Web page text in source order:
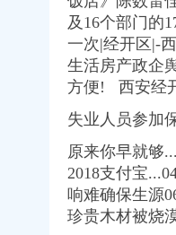
开区政
调研_搜狐财经_搜狐网
业-城市城际成都
问题_区县联播_贵网
展况_永州站频道_红网
,北斗融科（北京）
政综合办公室|关于印发
网
点活动公开承诺事项-马鞍
财经工作领导小组的通知
及16个部门的
一次|经开区|-
生活房产政企
方便! 西安经
失业人员参加
原来你早就够
2018支付宝
响难确保生源
珍贵木材被烧